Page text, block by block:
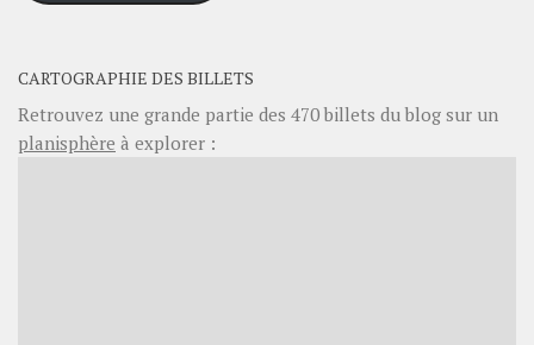
CARTOGRAPHIE DES BILLETS
Retrouvez une grande partie des 470billets du blog sur un
planisphère à explorer :